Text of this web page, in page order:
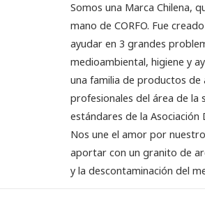
Somos una Marca Chilena,
mano de CORFO. Fue
ayudar en 3 grandes
medioambiental, higiene y
una familia de productos
profesionales del área de la
estándares de la Asociación
Nos une el amor por
aportar con un granito de
y la descontaminación del